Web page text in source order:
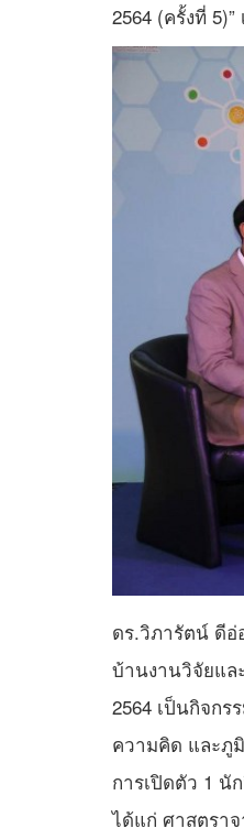
2564 (ครั้งที่
ดร.วิภารัตน์ ดีอ่
บ้านงานวิจัยแล
2564 เป็นกิจก
ความคิด และภู
การเปิดตัว 1 นั
ได้แก่ ศาสตรา